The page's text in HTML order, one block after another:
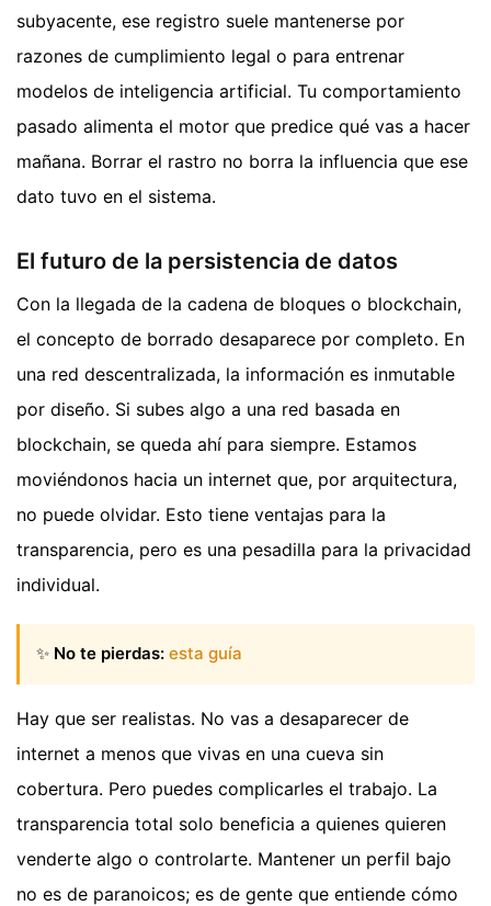
subyacente, ese registro suele mantenerse por
razones de cumplimiento legal o para entrenar
modelos de inteligencia artificial. Tu comportamiento
pasado alimenta el motor que predice qué vas a hacer
mañana. Borrar el rastro no borra la influencia que ese
dato tuvo en el sistema.
El futuro de la persistencia de datos
Con la llegada de la cadena de bloques o blockchain,
el concepto de borrado desaparece por completo. En
una red descentralizada, la información es inmutable
por diseño. Si subes algo a una red basada en
blockchain, se queda ahí para siempre. Estamos
moviéndonos hacia un internet que, por arquitectura,
no puede olvidar. Esto tiene ventajas para la
transparencia, pero es una pesadilla para la privacidad
individual.
✨ No te pierdas: esta guía
Hay que ser realistas. No vas a desaparecer de
internet a menos que vivas en una cueva sin
cobertura. Pero puedes complicarles el trabajo. La
transparencia total solo beneficia a quienes quieren
venderte algo o controlarte. Mantener un perfil bajo
no es de paranoicos; es de gente que entiende cómo